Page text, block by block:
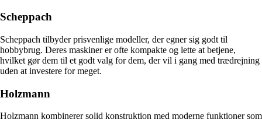
Scheppach
Scheppach tilbyder prisvenlige modeller, der egner sig godt til
hobbybrug. Deres maskiner er ofte kompakte og lette at betjene,
hvilket gør dem til et godt valg for dem, der vil i gang med trædrejning
uden at investere for meget.
Holzmann
Holzmann kombinerer solid konstruktion med moderne funktioner som